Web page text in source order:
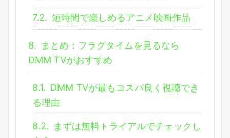
7.2. 短時間で楽しめるアニメ映画作品
8.
まとめ：フラグタイムを見るなら
DMM TVがおすすめ
8.1. DMM TVが最もコスパ良く視聴でき
る理由
8.2.
まずは無料トライアルでチェックし